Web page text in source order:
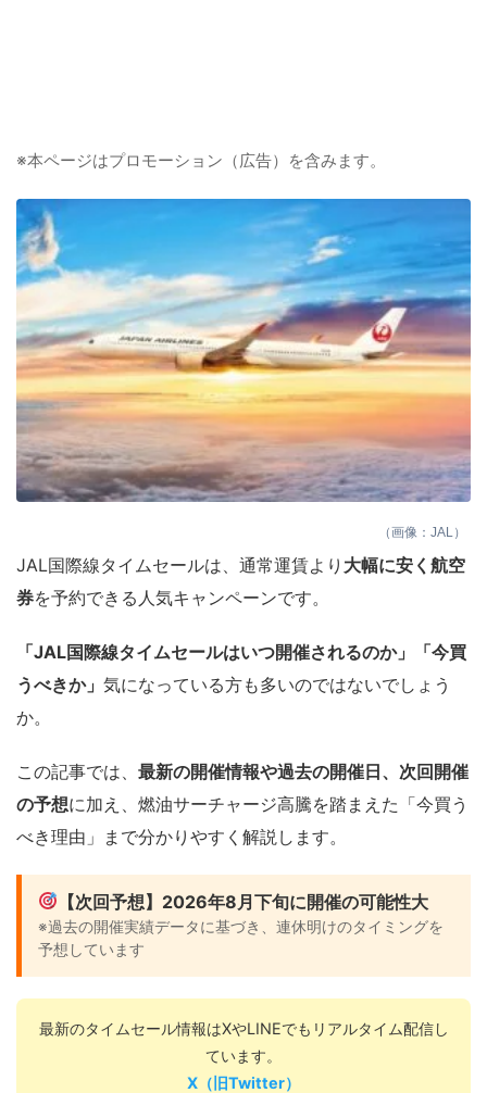
※本ページはプロモーション（広告）を含みます。
（画像：JAL）
JAL国際線タイムセールは、通常運賃より 大幅に安く航空
券を予約できる人気キャンペーンです。
「JAL国際線タイムセールはいつ開催されるのか」「今買
うべきか」 気になっている方も多いのではないでしょう
か。
この記事では、 最新の開催情報や過去の開催日、次回開催
の予想に加え、燃油サーチャージ高騰を踏まえた「今買う
べき理由」まで分かりやすく解説します。
【次回予想】2026年8月下旬に開催の可能性大
※過去の開催実績データに基づき、連休明けのタイミングを
予想しています
最新のタイムセール情報はXやLINEでもリアルタイム配信し
ています。
X（旧Twitter）